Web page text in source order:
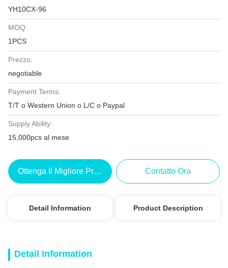
YH10CX-96
MOQ:
1PCS
Prezzo:
negotiable
Payment Terms:
T/T o Western Union o L/C o Paypal
Supply Ability:
15,000pcs al mese
Ottenga Il Migliore Prezzo Contatto Ora
Detail Information Product Description
Detail Information